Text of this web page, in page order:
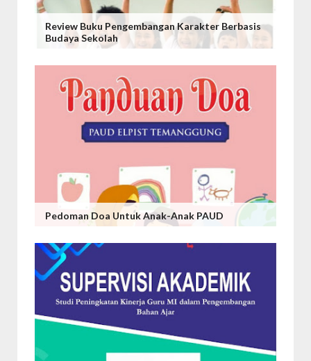
Review Buku Pengembangan Karakter Berbasis
Budaya Sekolah
Pedoman Doa Untuk Anak-Anak PAUD